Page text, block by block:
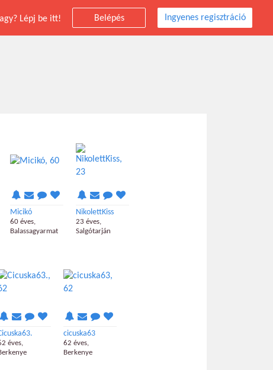
Lépj be itt! Belépés Ingyenes regisztráció
Micikó
60 éves,
Balassagyarmat
NikolettKiss
23 éves,
Salgótarján
éves,
cicuska63
62 éves,
Berkenye